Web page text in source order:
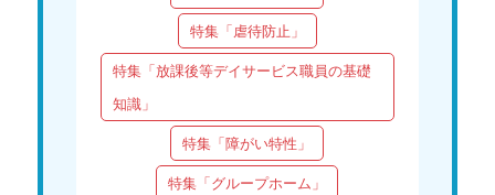
特集「虐待防止」
特集「放課後等デイサービス職員の基礎
知識」
特集「障がい特性」
特集「グループホーム」